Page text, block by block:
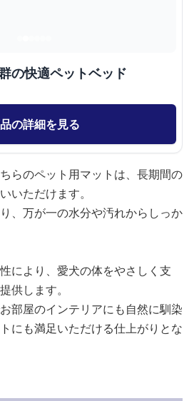
の快適ペットベッド
の詳細を見る
らのペット用マットは、長期間の
いただけます。
、万が一の水分や汚れからしっか
により、愛犬の体をやさしく支
供します。
部屋のインテリアにも自然に馴染
にも満足いただける仕上がりとな